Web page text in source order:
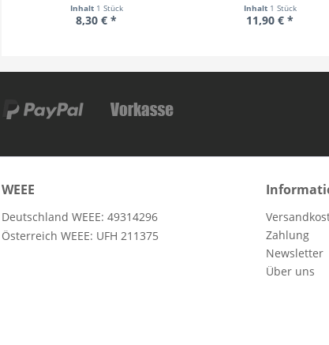
Inhalt 1 Stück
8,30 € *
Inhalt 1 Stück
11,90 € *
WEEE
Deutschland WEEE: 49314296
Österreich WEEE: UFH 211375
Zahlung
Newsletter
Über uns